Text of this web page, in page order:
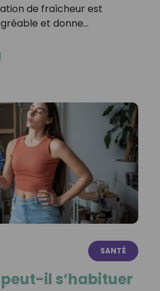
de fraîcheur est
et donne…
SANTÉ
il s’habituer